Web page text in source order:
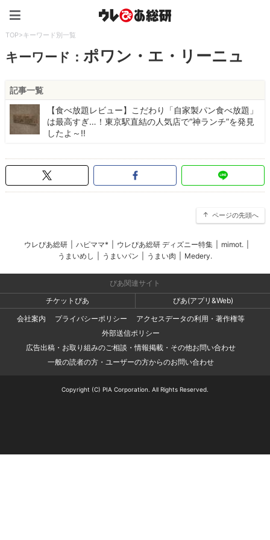
TOP>キーワード別一覧
キーワード：ポワン・エ・リーニュ
記事一覧
【食べ放題レビュー】こだわり「自家製パン食べ放題」
は最高すぎ…！東京駅直結の人気店で“神ランチ”を発見
したよ～!!
ページの先頭へ
ウレぴあ総研 ハピママ* ウレぴあ総研 ディズニー特集 mimot.
うまいめし
うまいパン うまい肉 Medery.
ぴあ関連サイト
チケットぴあ
ぴあ(アプリ&Web)
会社案内
プライバシーポリシー
アクセスデータの利用・著作権等
外部送信ポリシー
広告出稿・お取り組みのご相談・情報掲載・その他お問い合わせ
一般の読者の方・ユーザーの方からのお問い合わせ
Copyright (C) PIA Corporation. All Rights Reserved.